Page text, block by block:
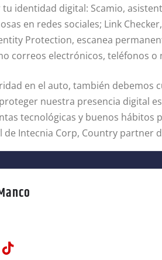
identidad digital: Scamio,
en redes sociales; Link
Protection, escanea
correos electrónicos, teléfonos o
en el auto, también debemos
nuestra presencia digital
tecnológicas y buenos hábitos
de Intecnia Corp, Country partner